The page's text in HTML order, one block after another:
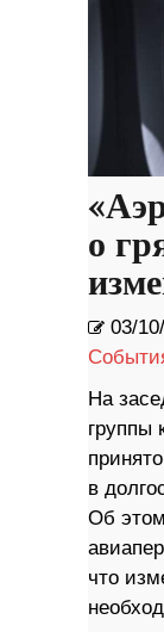
о
03/
​На
группы
в
Об
что